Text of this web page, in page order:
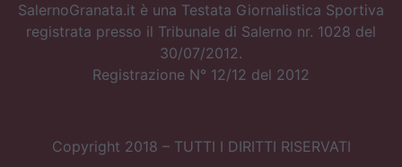
SalernoGranata.it è una Testata Giornalistica Sportiva
registrata presso il Tribunale di Salerno nr. 1028 del
30/07/2012.
Registrazione N° 12/12 del 2012
Copyright 2018 – TUTTI I DIRITTI RISERVATI